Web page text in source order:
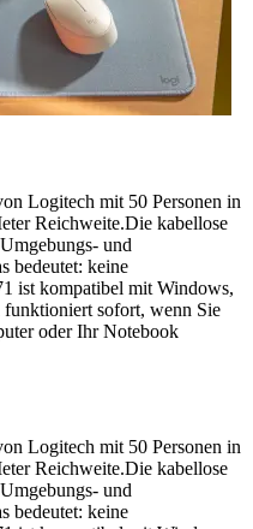
Logitech mit 50 Personen in
Reichweite.Die kabellose
und
bedeutet: keine
ist kompatibel mit Windows,
sofort, wenn Sie
oder Ihr Notebook
Logitech mit 50 Personen in
Reichweite.Die kabellose
und
bedeutet: keine